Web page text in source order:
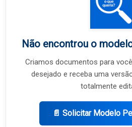
Não encontrou o
Criamos documentos para
desejado e receba uma
totalmente
📄 Solicitar Modelo